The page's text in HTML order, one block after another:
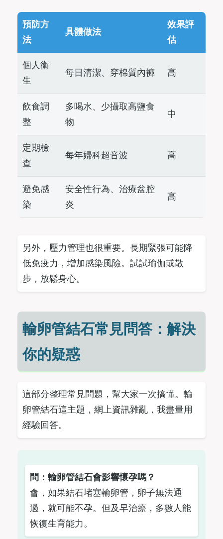
預防方
法
具體做法
效果評
估
個人衛
生
每日清潔、穿棉質內褲 高
飲食調
整
多喝水、少攝取高鹽食
物
中
定期檢
查
每年婦科超音波 高
避免感
染
安全性行為、治療盆腔
炎
高
另外，壓力管理也很重要。長期緊張可能降
低免疫力，增加感染風險。試試瑜伽或散
步，放鬆身心。
輸卵管結石常見問答：解決
你的疑惑
這部分整理常見問題，幫大家一次搞懂。輸
卵管結石這主題，網上資訊雜亂，我盡量用
經驗回答。
問：輸卵管結石會影響懷孕嗎？
會，如果結石堵塞輸卵管，卵子無法通
過，就可能不孕。但及早治療，多數人能
恢復生育能力。